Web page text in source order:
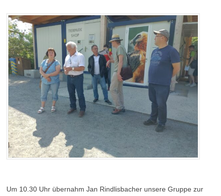
Um 10.30 Uhr übernahm Jan Rindlisbacher unsere Gruppe zur